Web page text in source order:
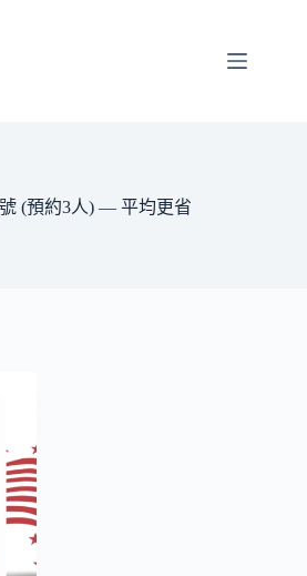
(預約3人) — 平均更省